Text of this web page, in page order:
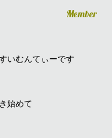
Member
いむんてぃーです
始めて